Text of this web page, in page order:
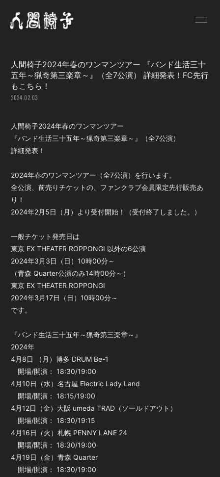
SCHEDULE
PROFILE
VIDEO
人間椅子画報
遺言状放送
お問い合わせ
会員登録 ログイン
人間椅子2024年春のワンマンツアー 『バンド生活三十
五年～猟奇第三楽章～』（全7公演） 詳細発表！FC先行
もこちら！
2024.02.03
人間椅子2024年春のワンマンツアー
『バンド生活三十五年～猟奇第三楽章～』（全7公演）
詳細発表！
2024年春のワンマンツアー（全7公演）を行います。
全公演、前売りチケットの、ファンクラブ会員限定先行販売あ
り！
2024年2月5日（月）より受付開始！（受付終了しました。）
一般チケット発売日は
東京 EX THEATER ROPPONGI 以外の6公演
2024年3月3日（日）10時00分～
（青森 Quarter公演のみ14時00分～）
東京 EX THEATER ROPPONGI
2024年3月17日（日）10時00分～
です。
『バンド生活三十五年～猟奇第三楽章～』
2024年
4月8日 （月）博多 DRUM Be-1
開場/開演： 18:30/19:00
4月10日（水）名古屋 Electric Lady Land
開場/開演： 18:15/19:00
4月12日（金）大阪 umeda TRAD（ソールドアウト）
開場/開演： 18:30/19:15
4月16日（火）札幌 PENNY LANE 24
開場/開演： 18:30/19:00
4月19日（金）青森 Quarter
開場/開演： 18:30/19:00